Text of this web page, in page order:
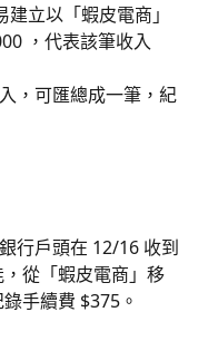
立以「蝦皮電商」
，代表該筆收入
，可匯總成一筆，紀
行戶頭在 12/16 收到
，從「蝦皮電商」移
手續費 $375。